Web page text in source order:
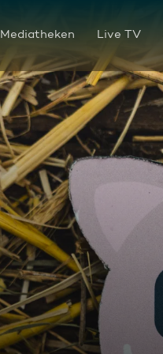
Mediatheken Live TV